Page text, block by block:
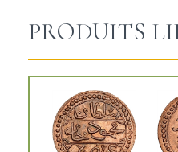
PRODUITS